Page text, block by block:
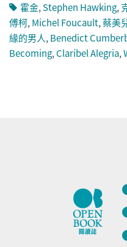
霍金,Stephen Hawking,
傅柯,Michel Foucault,蔡美
緣的男人,Benedict
Becoming,Claribel Alegria,